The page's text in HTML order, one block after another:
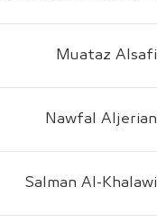
Muataz Alsafi
Nawfal Aljerian
Salman Al-Khalawi